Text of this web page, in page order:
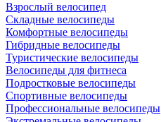
Взрослый велосипед
Складные велосипеды
Комфортные велосипеды
Гибридные велосипеды
Туристические велосипеды
Велосипеды для фитнеса
Подростковые велосипеды
Спортивные велосипеды
Профессиональные велосипеды